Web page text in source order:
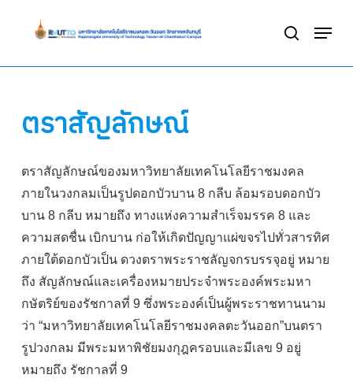
search
Menu
ตราสัญลักษณ์
ตราสัญลักษณ์ของมหาวิทยาลัยเทคโนโลยีราชมงคล
ภายในวงกลมเป็นรูปดอกบัวบาน 8 กลีบ ล้อมรอบดอกบัว
บาน 8 กลีบ หมายถึง ทางแห่งความสำเร็จมรรค 8 และ
ความสดชื่น เบิกบาน ก่อให้เกิดปัญญาแผ่ขจรไปทั่วสารทิศ
ภายใต้ดอกบัวเป็น ดวงตราพระราชลัญจกรบรรจุอยู่ หมาย
ถึง สัญลักษณ์และเครื่องหมายประจำพระองค์พระมหา
กษัตริย์ของรัชกาลที่ 9 ซึ่งพระองค์เป็นผู้พระราชทานนาม
ว่า “มหาวิทยาลัยเทคโนโลยีราชมงคลตะวันออก”บนตรา
รูปวงกลม มีพระมหาพิชัยมงกุฎครอบและมีเลข 9 อยู่
หมายถึง รัชกาลที่ 9
Menu